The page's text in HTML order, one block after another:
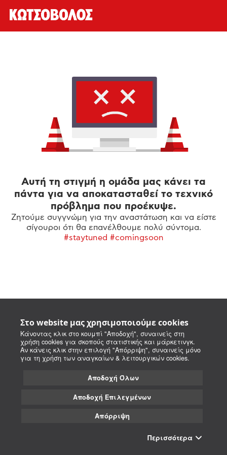
Στο website μας χρησιμοποιούμε cookies
Κάνοντας κλικ στο κουμπί "Αποδοχή", συναινείς στη
χρήση cookies για σκοπούς στατιστικής και μάρκετινγκ.
Αν κάνεις κλικ στην επιλογή "Απόρριψη", συναινείς μόνο
για τη χρήση των αναγκαίων & λειτουργικών cookies.
Αποδοχή Όλων
Αποδοχή Επιλεγμένων
Απόρριψη
Περισσότερα
Αυτή τη στιγμή η ομάδα μας κάνει τα
πάντα για να αποκατασταθεί το τεχνικό
πρόβλημα που προέκυψε.
Ζητούμε συγγνώμη για την αναστάτωση και να είστε
σίγουροι ότι θα επανέλθουμε πολύ σύντομα.
#staytuned #comingsoon